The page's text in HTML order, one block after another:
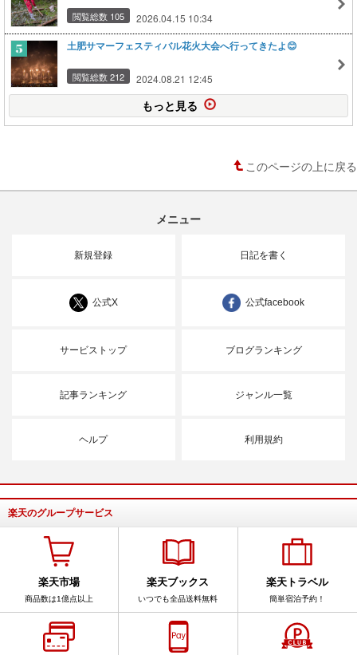
閲覧総数 105 2026.04.15 10:34
土肥サマーフェスティバル花火大会へ行ってきたよ😊
閲覧総数 212 2024.08.21 12:45
もっと見る
このページの上に戻る
メニュー
新規登録 日記を書く
公式X 公式facebook
サービストップ ブログランキング
記事ランキング ジャンル一覧
ヘルプ 利用規約
楽天のグループサービス
楽天市場
商品数は1億点以上
楽天ブックス
いつでも全品送料無料
楽天トラベル
簡単宿泊予約！